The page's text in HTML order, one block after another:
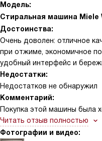
Модель:
Стиральная машина Miele
Достоинства:
Очень доволен: отличное
при отжиме, экономичное
удобный интерфейс и
Недостатки:
Недостатков не обнаружил
Комментарий:
Покупка этой машины была
семьи. У неё стильный и
вписался в интерьер.
Читать отзыв полностью
Фотографии и видео: